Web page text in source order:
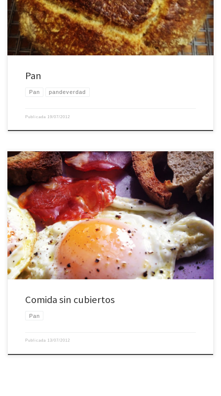
Pan
Pan pandeverdad
Publicada 19/07/2012
Comida sin cubiertos
Comida sin cubiertos
Pan
Publicada 13/07/2012